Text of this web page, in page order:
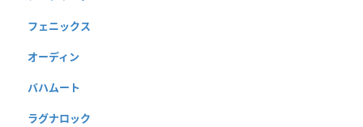
フェニックス
オーディン
バハムート
ラグナロック